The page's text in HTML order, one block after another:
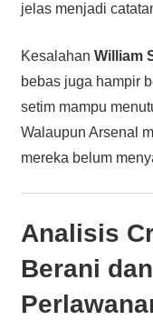
jelas menjadi
Kesalahan William
bebas juga hampir
setim mampu
Walaupun Arsenal
mereka belum
Analisis
Berani